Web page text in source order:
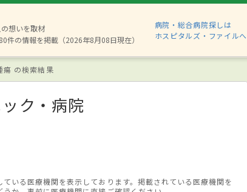
想いを取材
件の情報を掲載（2026年8月08日現在）
病院・総合病院探しは
ホスピタルズ・ファイルへ
瘍 の検索結果
ク・病院
いる医療機関を表示しております。掲載されている医療機関を